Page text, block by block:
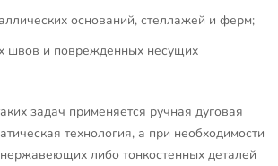
оснований, стеллажей и ферм;
швов и поврежденных несущих
задач применяется ручная дуговая
технология, а при необходимости
либо тонкостенных деталей